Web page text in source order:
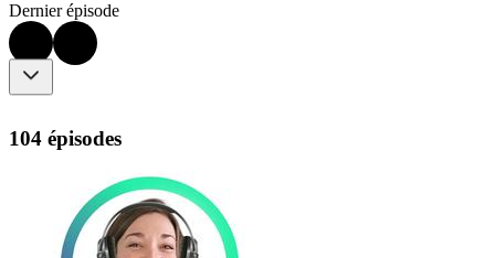
Dernier épisode
104 épisodes